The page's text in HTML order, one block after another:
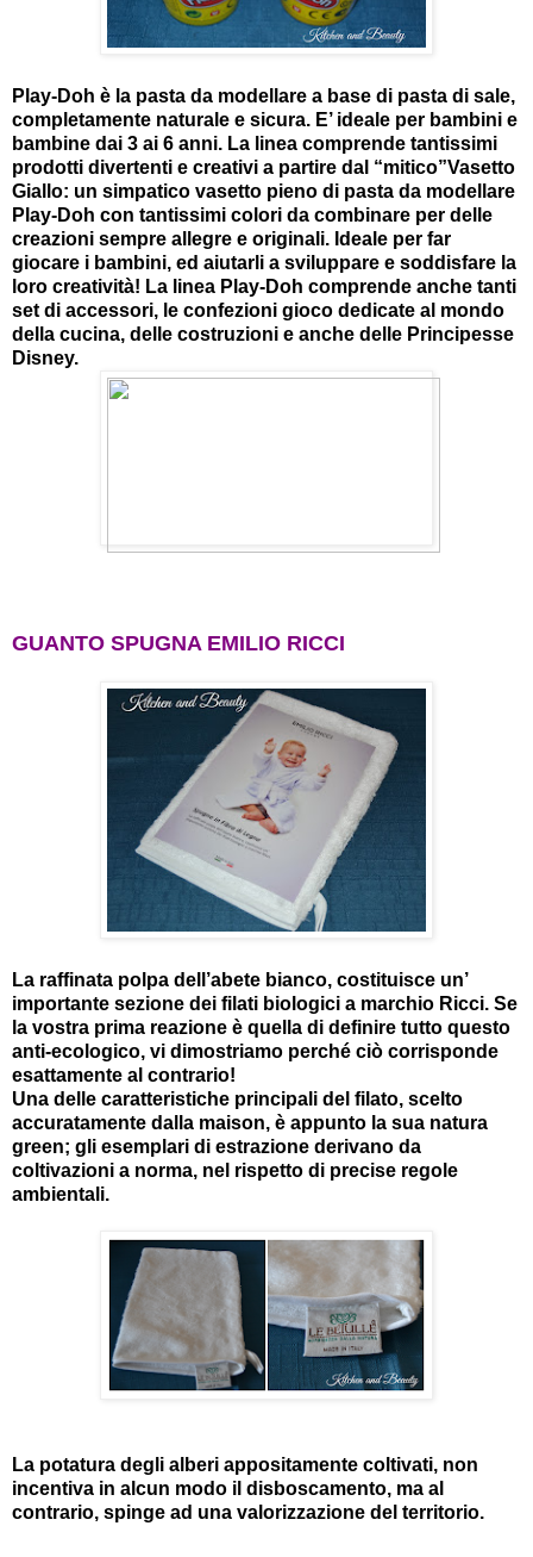
Play-Doh è la pasta da modellare a base di pasta di sale,
completamente naturale e sicura. E’ ideale per bambini e
bambine dai 3 ai 6 anni. La linea comprende tantissimi
prodotti divertenti e creativi a partire dal “mitico”Vasetto
Giallo: un simpatico vasetto pieno di pasta da modellare
Play-Doh con tantissimi colori da combinare per delle
creazioni sempre allegre e originali. Ideale per far
giocare i bambini, ed aiutarli a sviluppare e soddisfare la
loro creatività! La linea Play-Doh comprende anche tanti
set di accessori, le confezioni gioco dedicate al mondo
della cucina, delle costruzioni e anche delle Principesse
Disney.
GUANTO SPUGNA EMILIO RICCI
La raffinata polpa dell’abete bianco, costituisce un’
importante sezione dei filati biologici a marchio Ricci. Se
la vostra prima reazione è quella di definire tutto questo
anti-ecologico, vi dimostriamo perché ciò corrisponde
esattamente al contrario!
Una delle caratteristiche principali del filato, scelto
accuratamente dalla maison, è appunto la sua natura
green; gli esemplari di estrazione derivano da
coltivazioni a norma, nel rispetto di precise regole
ambientali.
La potatura degli alberi appositamente coltivati, non
incentiva in alcun modo il disboscamento, ma al
contrario, spinge ad una valorizzazione del territorio.